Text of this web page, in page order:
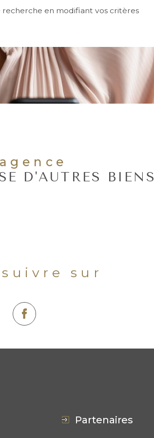
en modifiant vos critères
L'agence
D'AUTRES BIENS
suivre sur
partenaires